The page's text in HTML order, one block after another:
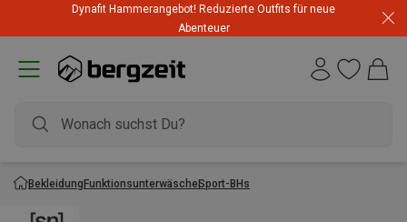
Dynafit Hammerangebot! Reduzierte Outfits für neue
Abenteuer
BekleidungFunktionsunterwäscheSport-BHs